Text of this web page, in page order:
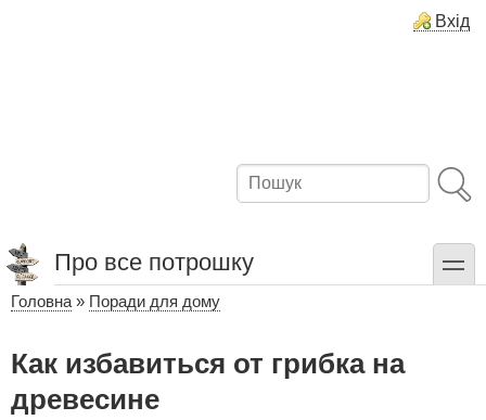
Вхід
Пошук
Про все потрошку toggle
навіґації
Головна Поради для дому
Как избавиться от грибка на
древесине